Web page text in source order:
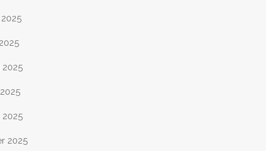
2025
2025